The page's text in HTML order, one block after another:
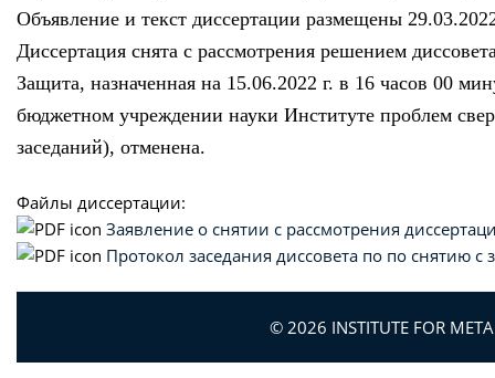
Объявление и текст диссертации размещены
Диссертация снята с рассмотрения решением
Защита, назначенная на 15.06.2022 г. в 16 часов 00
бюджетном учреждении науки Институте проблем
заседаний), отменена.
Файлы диссертации:
Заявление о снятии с рассмотрения
Протокол заседания диссовета по по снятию
© 2026 INSTITUTE FOR